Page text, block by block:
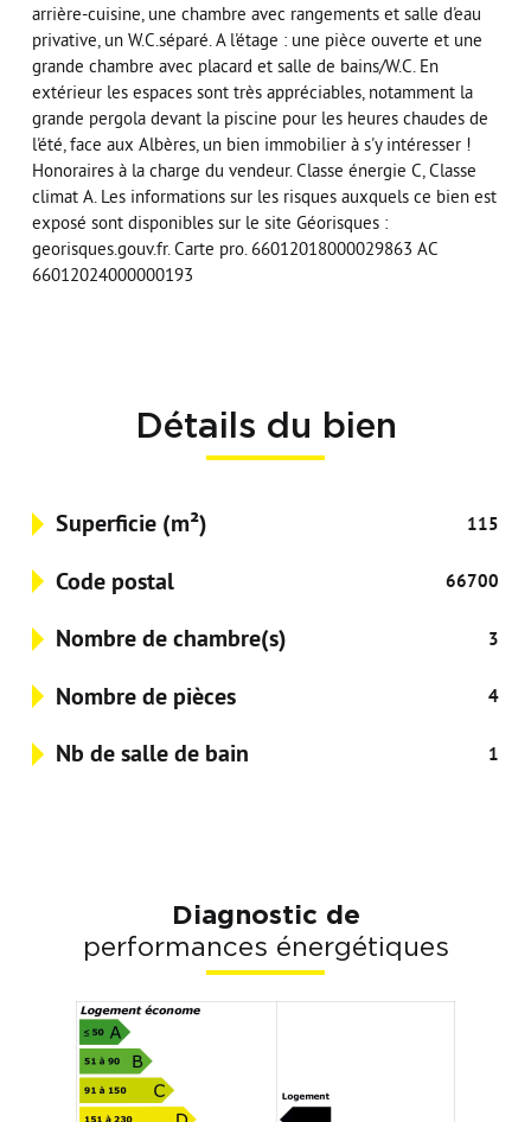
arrière-cuisine, une chambre avec rangements et salle d'eau
privative, un W.C.séparé. A l'étage : une pièce ouverte et une
grande chambre avec placard et salle de bains/W.C. En
extérieur les espaces sont très appréciables, notamment la
grande pergola devant la piscine pour les heures chaudes de
l'été, face aux Albères, un bien immobilier à s'y intéresser !
Honoraires à la charge du vendeur. Classe énergie C, Classe
climat A. Les informations sur les risques auxquels ce bien est
exposé sont disponibles sur le site Géorisques :
georisques.gouv.fr. Carte pro. 66012018000029863 AC
66012024000000193
Détails du bien
Superficie (m²) 115
Code postal 66700
Nombre de chambre(s) 3
Nombre de pièces 4
Nb de salle de bain 1
Diagnostic de
performances énergétiques